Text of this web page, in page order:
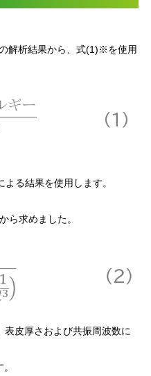
解析結果から、式(1)※を使用
る結果を使用します。
ら求めました。
表皮厚さおよび共振周波数に